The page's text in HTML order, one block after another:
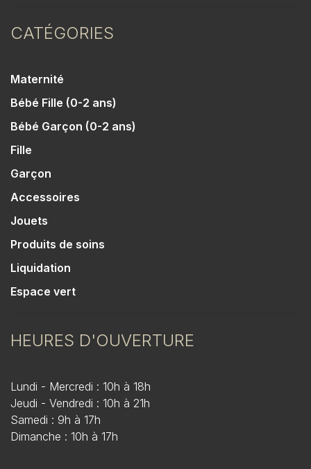
CATÉGORIES
Maternité
Bébé Fille (0-2 ans)
Bébé Garçon (0-2 ans)
Fille
Garçon
Accessoires
Jouets
Produits de soins
Liquidation
Espace vert
HEURES D'OUVERTURE
Lundi - Mercredi : 10h à 18h
Jeudi - Vendredi : 10h à 21h
Samedi : 9h à 17h
Dimanche : 10h à 17h